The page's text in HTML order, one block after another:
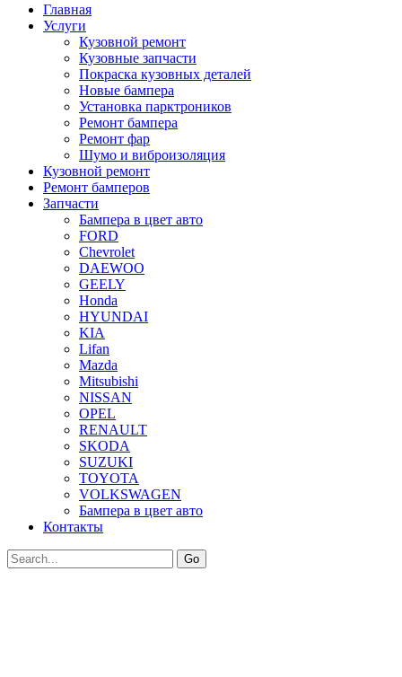
Главная
Услуги
Кузовной ремонт
Кузовные запчасти
Покраска кузовных деталей
Новые бампера
Установка парктроников
Ремонт бампера
Ремонт фар
Шумо и виброизоляция
Кузовной ремонт
Ремонт бамперов
Запчасти
Бампера в цвет авто
FORD
Chevrolet
DAEWOO
GEELY
Honda
HYUNDAI
KIA
Lifan
Mazda
Mitsubishi
NISSAN
OPEL
RENAULT
SKODA
SUZUKI
TOYOTA
VOLKSWAGEN
Бампера в цвет авто
Контакты